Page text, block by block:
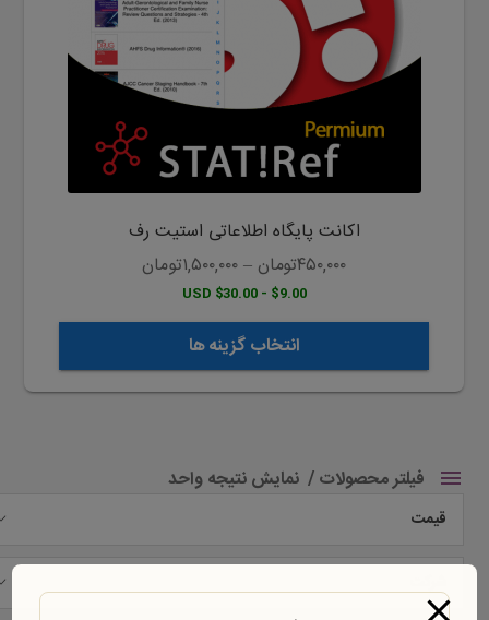
اکانت پایگاه اطلاعاتی استیت رف
۴۵۰,۰۰۰تومان –۱,۵۰۰,۰۰۰تومان
$9.00 - $30.00 USD
انتخاب گزینه ها
باشد.
ها
فیلتر محصولات نمایش نتیجه واحد
قیمت